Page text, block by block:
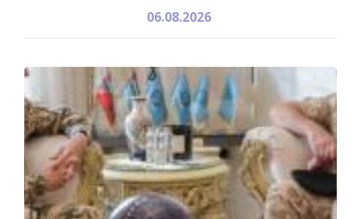
06.08.2026